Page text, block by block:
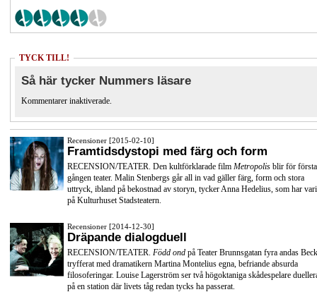
TYCK TILL!
Så här tycker Nummers läsare
Kommentarer inaktiverade.
Recensioner [2015-02-10]
Framtidsdystopi med färg och form
RECENSION/TEATER. Den kultförklarade film Metropolis blir för första
gången teater. Malin Stenbergs går all in vad gäller färg, form och stora
uttryck, ibland på bekostnad av storyn, tycker Anna Hedelius, som har
på Kulturhuset Stadsteatern.
Recensioner [2014-12-30]
Dräpande dialogduell
RECENSION/TEATER. Född ond på Teater Brunnsgatan fyra andas
tryfferat med dramatikern Martina Montelius egna, befriande absurda
filosoferingar. Louise Lagerström ser två högoktaniga skådespelare
på en station där livets tåg redan tycks ha passerat.